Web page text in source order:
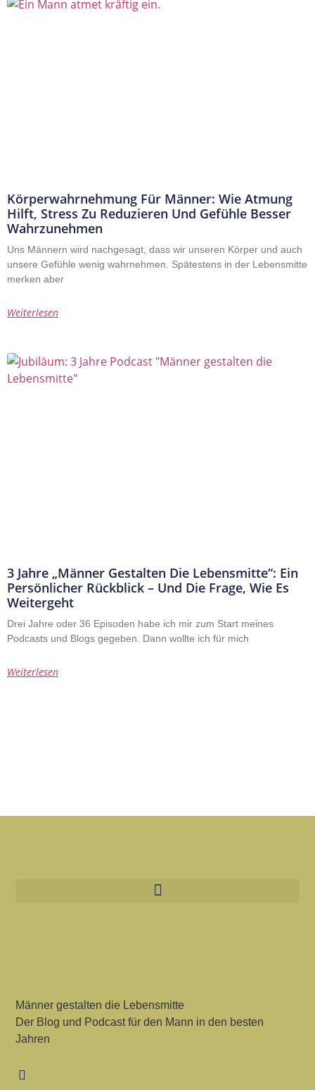
Körperwahrnehmung Für Männer: Wie Atmung
Hilft, Stress Zu Reduzieren Und Gefühle Besser
Wahrzunehmen
Uns Männern wird nachgesagt, dass wir unseren Körper und auch
unsere Gefühle wenig wahrnehmen. Spätestens in der Lebensmitte
merken aber
Weiterlesen
3 Jahre „Männer Gestalten Die Lebensmitte“: Ein
Persönlicher Rückblick – Und Die Frage, Wie Es
Weitergeht
Drei Jahre oder 36 Episoden habe ich mir zum Start meines
Podcasts und Blogs gegeben. Dann wollte ich für mich
Weiterlesen
Männer gestalten die Lebensmitte
Der Blog und Podcast für den Mann in den besten
Jahren